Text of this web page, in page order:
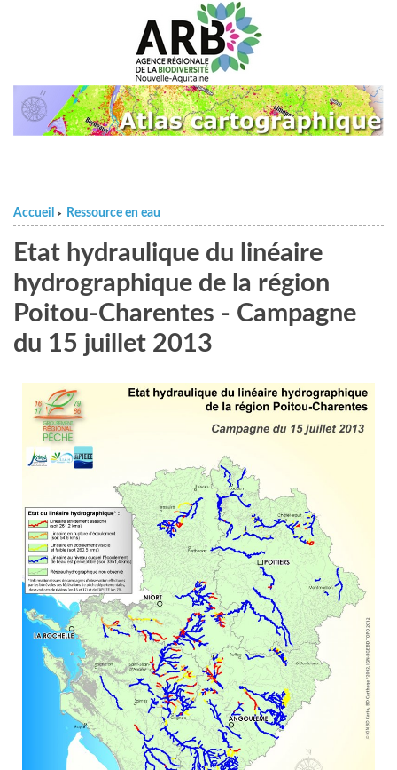
Accueil > Ressource en eau
Etat hydraulique du linéaire
hydrographique de la région
Poitou-Charentes - Campagne
du 15 juillet 2013